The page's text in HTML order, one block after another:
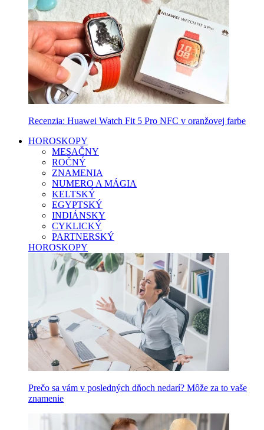
Recenzia: Huawei Watch Fit 5 Pro NFC v oranžovej farbe
HOROSKOPY
MESAČNY
ROČNÝ
ZNAMENIA
NUMERO A MÁGIA
KELTSKÝ
EGYPTSKÝ
INDIÁNSKY
CYKLICKÝ
PARTNERSKÝ
HOROSKOPY
Prečo sa vám v posledných dňoch nedarí? Môže za to vaše
znamenie